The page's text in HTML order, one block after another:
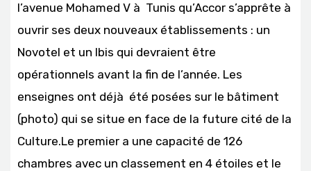
l’avenue Mohamed V à Tunis qu’Accor s’apprête à
ouvrir ses deux nouveaux établissements : un
Novotel et un Ibis qui devraient être
opérationnels avant la fin de l’année. Les
enseignes ont déjà été posées sur le bâtiment
(photo) qui se situe en face de la future cité de la
Culture.Le premier a une capacité de 126
chambres avec un classement en 4 étoiles et le